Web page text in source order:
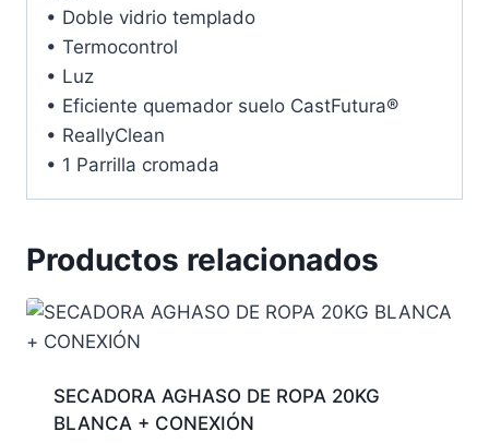
• Doble vidrio templado
• Termocontrol
• Luz
• Eficiente quemador suelo CastFutura®
• ReallyClean
• 1 Parrilla cromada
Productos relacionados
SECADORA AGHASO DE ROPA 20KG
BLANCA + CONEXIÓN